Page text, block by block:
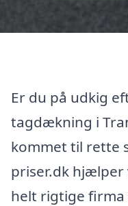
Er du på udkig
tagdækning i
kommet til rette
priser.dk hjælper
helt rigtige